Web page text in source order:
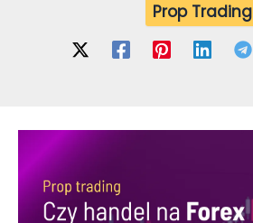
Prop Trading